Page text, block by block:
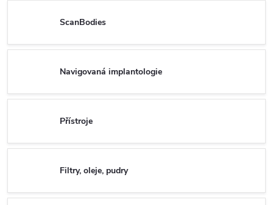
ScanBodies
Navigovaná implantologie
Přístroje
Filtry, oleje, pudry